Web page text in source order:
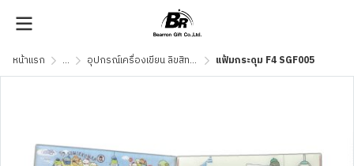
หน้าแรก ... อุปกรณ์เครื่องเขียน ลิขสิทธิ์แท้ แฟ้มกระดุม F4 SGF005